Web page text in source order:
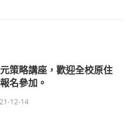
策略講座，歡迎全校原住
名參加。
12-14